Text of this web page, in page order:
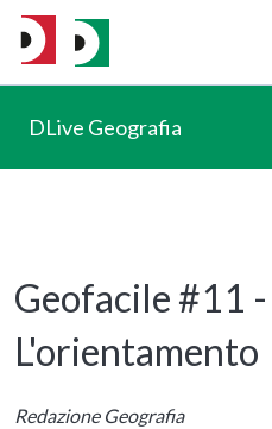
DLive Geografia
Geofacile #11 -
L'orientamento
Redazione Geografia